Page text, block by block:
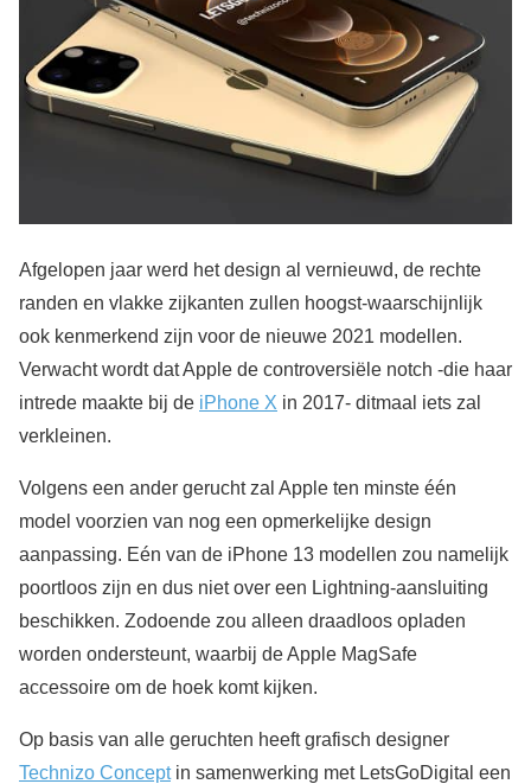
Afgelopen jaar werd het design al vernieuwd, de rechte
randen en vlakke zijkanten zullen hoogst-waarschijnlijk
ook kenmerkend zijn voor de nieuwe 2021 modellen.
Verwacht wordt dat Apple de controversiële notch -die haar
intrede maakte bij de iPhone X in 2017- ditmaal iets zal
verkleinen.
Volgens een ander gerucht zal Apple ten minste één
model voorzien van nog een opmerkelijke design
aanpassing. Eén van de iPhone 13 modellen zou namelijk
poortloos zijn en dus niet over een Lightning-aansluiting
beschikken. Zodoende zou alleen draadloos opladen
worden ondersteunt, waarbij de Apple MagSafe
accessoire om de hoek komt kijken.
Op basis van alle geruchten heeft grafisch designer
Technizo Conceptin samenwerking met LetsGoDigital een